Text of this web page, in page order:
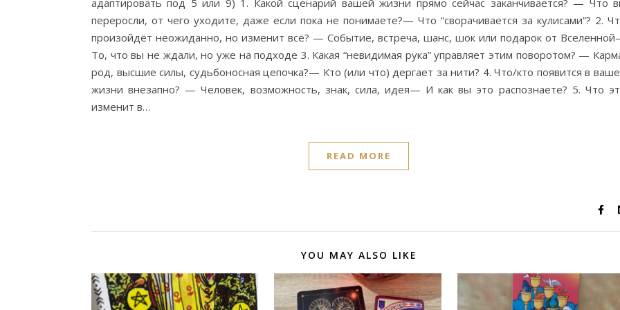
переросли, от чего уходите, даже если пока не понимаете?— Что “сворачивается за кулисами”? 2.
произойдёт неожиданно, но изменит всё? — Событие, встреча, шанс, шок или подарок от
То, что вы не ждали, но уже на подходе 3. Какая “невидимая рука” управляет этим поворотом? —
род, высшие силы, судьбоносная цепочка?— Кто (или что) дергает за нити? 4. Что/кто появится в
жизни внезапно? — Человек, возможность, знак, сила, идея— И как вы это распознаете? 5. Что
изменит в…
READ MORE
YOU MAY ALSO LIKE